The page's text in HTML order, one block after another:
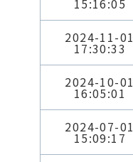
15:16:05
2024-11-01
17:30:33
2024-10-01
16:05:01
2024-07-01
15:09:17